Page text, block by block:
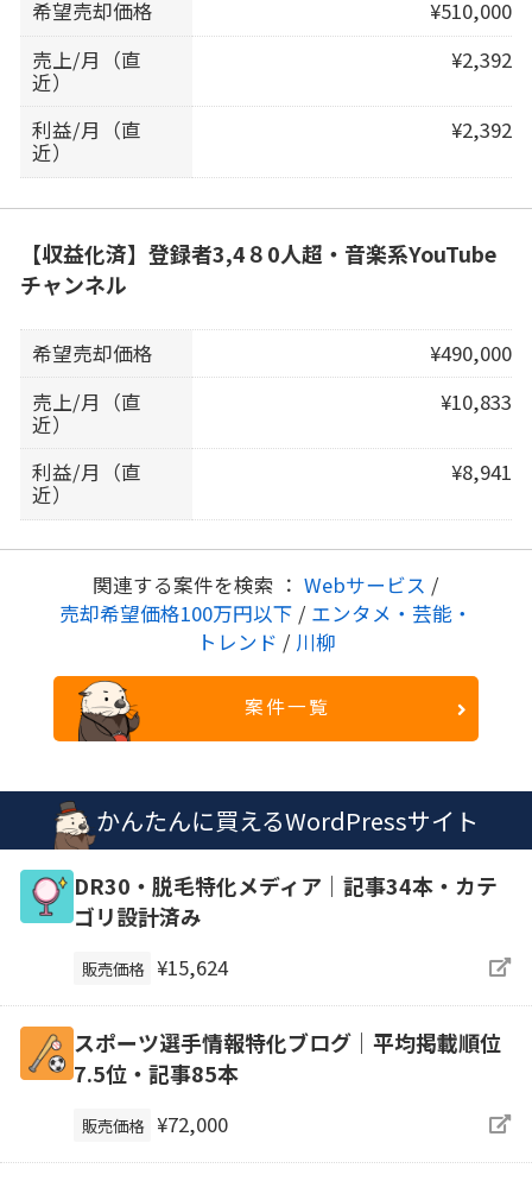
希望売却価格
¥510,000
売上/月（直
近）
¥2,392
利益/月（直
近）
¥2,392
【収益化済】登録者3,4８0人超・音楽系YouTube
チャンネル
希望売却価格
¥490,000
売上/月（直
近）
¥10,833
利益/月（直
近）
¥8,941
関連する案件を検索 ： Webサービス /
売却希望価格100万円以下 / エンタメ・芸能・
トレンド / 川柳
案件一覧
かんたんに買えるWordPressサイト
DR30・脱毛特化メディア｜記事34本・カテ
ゴリ設計済み
販売価格 ¥15,624
スポーツ選手情報特化ブログ｜平均掲載順位
7.5位・記事85本
販売価格 ¥72,000